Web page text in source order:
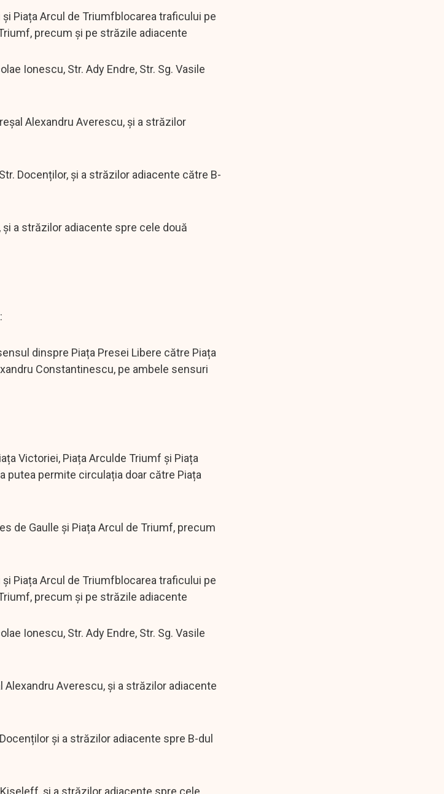
Piața Arcul de Triumfblocarea traficului pe
precum și pe străzile adiacente
Ionescu, Str. Ady Endre, Str. Sg. Vasile
Alexandru Averescu, și a străzilor
Docenților, și a străzilor adiacente către B-
a străzilor adiacente spre cele două
dinspre Piața Presei Libere către Piața
Constantinescu, pe ambele sensuri
Victoriei, Piața Arculde Triumf și Piața
putea permite circulația doar către Piața
de Gaulle și Piața Arcul de Triumf, precum
Piața Arcul de Triumfblocarea traficului pe
precum și pe străzile adiacente
Ionescu, Str. Ady Endre, Str. Sg. Vasile
Averescu, și a străzilor adiacente
și a străzilor adiacente spre B-dul